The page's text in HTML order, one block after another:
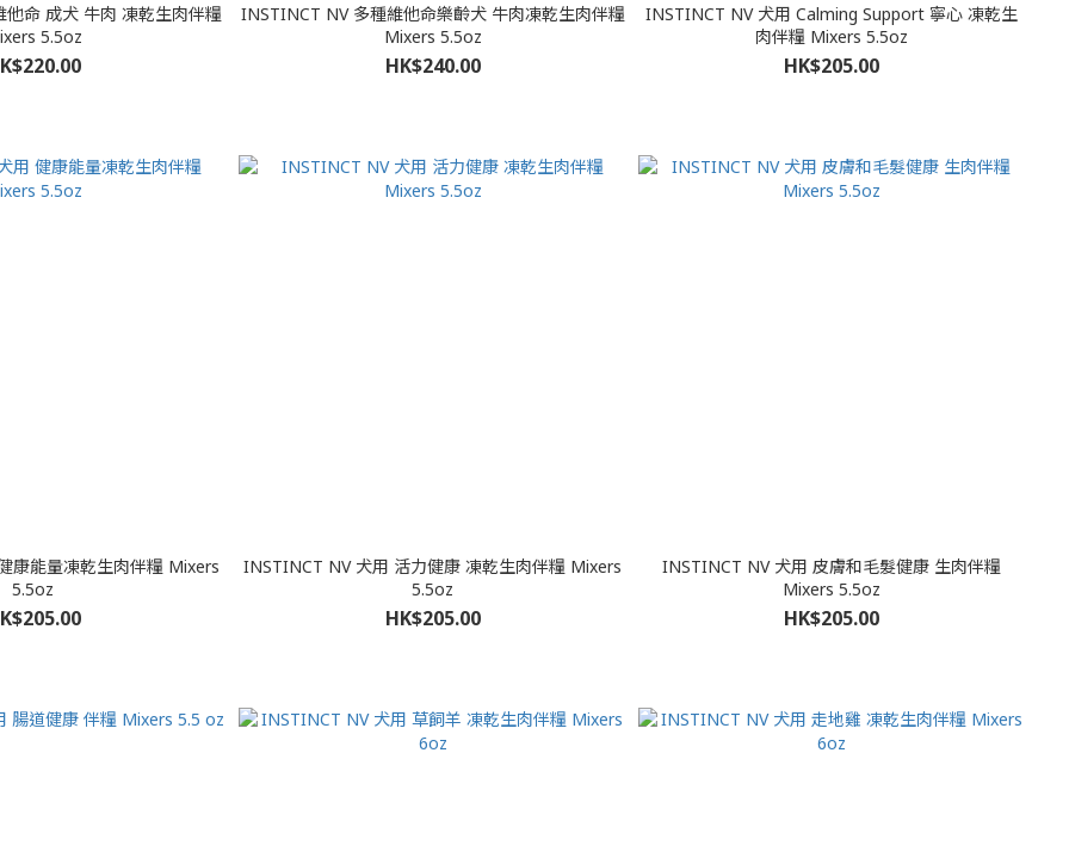
牛肉 凍乾生肉伴糧
5.5oz
INSTINCT NV 多種維他命樂齡犬 牛肉凍乾生肉伴糧
Mixers 5.5oz
HK$240.00
INSTINCT NV 犬用 Calming Support 寧心 凍乾生
肉伴糧 Mixers 5.5oz
HK$205.00
康能量凍乾生肉伴糧 Mixers
5.5oz
INSTINCT NV 犬用 活力健康 凍乾生肉伴糧 Mixers
5.5oz
HK$205.00
INSTINCT NV 犬用 皮膚和毛髮健康 生肉伴糧
Mixers 5.5oz
HK$205.00